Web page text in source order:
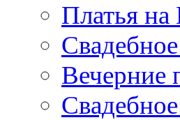
Платья
Вечерние